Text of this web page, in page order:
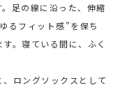
足の線に沿った、伸縮
るフィット感”を保ち
。寝ている間に、ふく
、ロングソックスとして